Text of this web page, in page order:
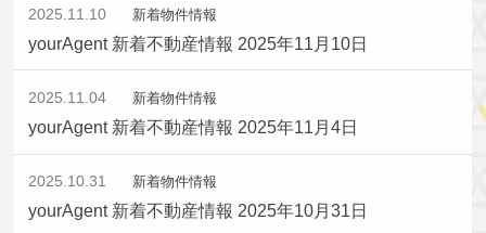
2025.11.10 新着物件情報
yourAgent 新着不動産情報 2025年11月10日
2025.11.04 新着物件情報
yourAgent 新着不動産情報 2025年11月4日
2025.10.31 新着物件情報
yourAgent 新着不動産情報 2025年10月31日